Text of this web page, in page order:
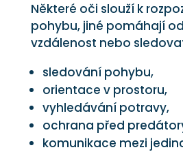
Některé oči slouží k
pohybu, jiné pomáhají
vzdálenost nebo
sledování pohybu,
orientace v prostoru,
vyhledávání potravy,
ochrana před
komunikace mezi